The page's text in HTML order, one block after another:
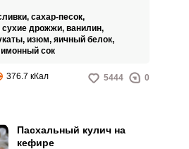
помимо прекрасного вкуса
имеет множество достоинств,
одно из которых – сохранять
свежесть в течение нескольких
сахар-песок,
сухие дрожжи, ванилин,
изюм, яичный белок,
сок
376.7 кКал 5444 0
Пасхальный кулич на
кефире